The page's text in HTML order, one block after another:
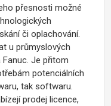
přesnosti možné
či oplachování.
u průmyslových
Je přitom
potenciálních
tak softwaru.
prodej licence,